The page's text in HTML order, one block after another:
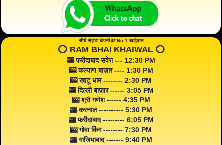
सीधे सट्टा कंपनी का No 1 खाईवाल
⭕️ RAM BHAI KHAIWAL ⭕️
🎰 फरीदाबाद सवेरा --- 12:30 PM
🎰 कल्याण बाज़ार ---- 1:30 PM
🎰 खाटू धाम -------- 2:30 PM
🎰 दिल्ली बाज़ार ------ 3:05 PM
🎰 श्री गणेश ------ 4:35 PM
🎰 करनाल ---------- 5:30 PM
🎰 फरीदाबाद --------- 6:05 PM
🎰 गोवा किंग -------- 7:30 PM
🎰 गाजियाबाद ------- 9:40 PM